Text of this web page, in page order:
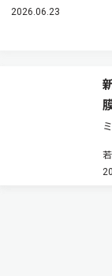
2026.06.23